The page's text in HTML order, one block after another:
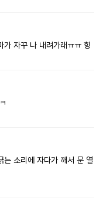
가 자꾸 나 내려가래ㅠㅠ 힝
는 소리에 자다가 깨서 문 열